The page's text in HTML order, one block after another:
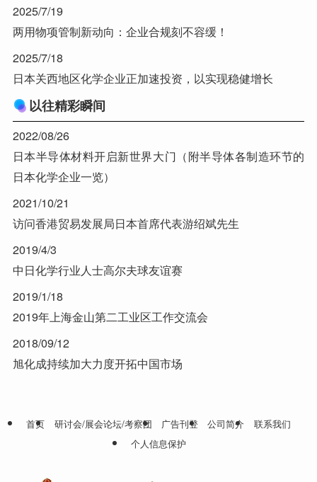
2025/7/19
两用物项管制新动向：企业合规刻不容缓！
2025/7/18
日本关西地区化学企业正加速投资，以实现稳健增长
以往精彩瞬间
2022/08/26
日本半导体材料开启新世界大门（附半导体各制造环节的
日本化学企业一览）
2021/10/21
访问香港贸易发展局日本首席代表游绍斌先生
2019/4/3
中日化学行业人士高尔夫球友谊赛
2019/1/18
2019年上海金山第二工业区工作交流会
2018/09/12
旭化成持续加大力度开拓中国市场
首页 研讨会/展会论坛/考察团 广告刊登 公司简介
联系我们
个人信息保护